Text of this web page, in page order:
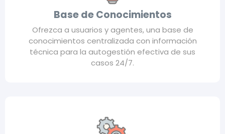
Base de Conocimientos
Ofrezca a usuarios y agentes, una base de
conocimientos centralizada con información
técnica para la autogestión efectiva de sus
casos 24/7.